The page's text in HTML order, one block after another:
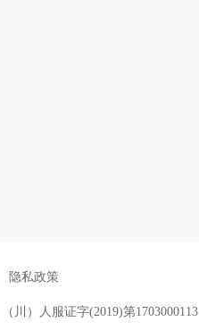
隐私政策
（川）人服证字(2019)第1703000113